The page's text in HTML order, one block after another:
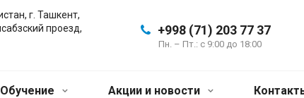
+998 (71) 203 77 37
Пн. – Пт.: с 9:00 до 18:00
г. Ташкент,
проезд,
Обучение Акции и новости